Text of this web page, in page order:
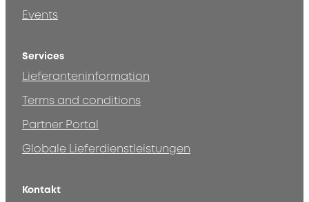
Events
Services
Lieferanteninformation
Terms and conditions
Partner Portal
Globale Lieferdienstleistungen
Kontakt